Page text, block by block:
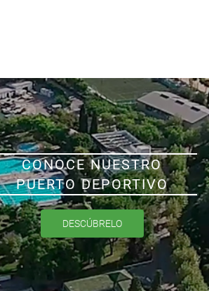
CONOCE NUESTRO
PUERTO DEPORTIVO
DESCÚBRELO